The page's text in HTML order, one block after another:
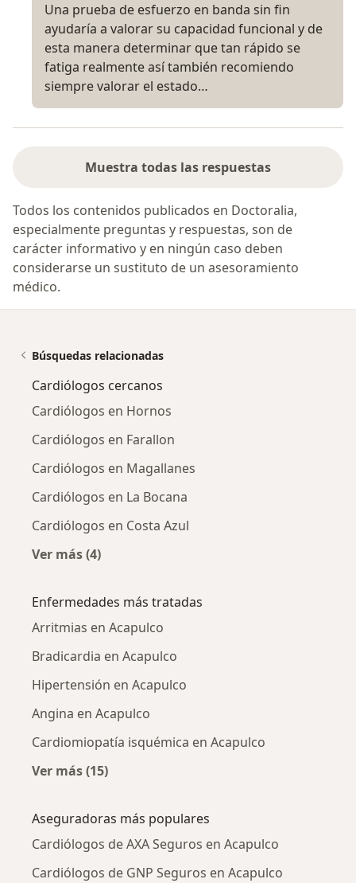
Una prueba de esfuerzo en banda sin fin
ayudaría a valorar su capacidad funcional y de
esta manera determinar que tan rápido se
fatiga realmente así también recomiendo
siempre valorar el estado…
Muestra todas las respuestas
Todos los contenidos publicados en Doctoralia,
especialmente preguntas y respuestas, son de
carácter informativo y en ningún caso deben
considerarse un sustituto de un asesoramiento
médico.
Búsquedas relacionadas
Cardiólogos cercanos
Cardiólogos en Hornos
Cardiólogos en Farallon
Cardiólogos en Magallanes
Cardiólogos en La Bocana
Cardiólogos en Costa Azul
Ver más (4)
Enfermedades más tratadas
Arritmias en Acapulco
Bradicardia en Acapulco
Hipertensión en Acapulco
Angina en Acapulco
Cardiomiopatía isquémica en Acapulco
Ver más (15)
Aseguradoras más populares
Cardiólogos de AXA Seguros en Acapulco
Cardiólogos de GNP Seguros en Acapulco